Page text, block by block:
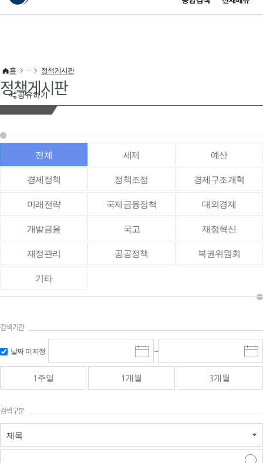
이 누리집은 대한민국 공식 전자정부 누리집입니다.
공유하기
홈 정책게시판
정책게시판
전체 세제 예산
경제정책 정책조정 경제구조개혁
미래전략 국제금융정책 대외경제
개발금융 국고 재정혁신
재정관리 공공정책 복권위원회
기타
검색기간
날짜 미지정
시
작
일
선
~
종
료
선
1주일 1개월 3개월
검색구분
제목